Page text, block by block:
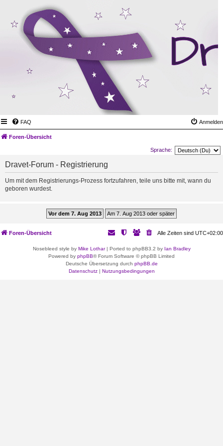
FAQ Anmelden
Foren-Übersicht
Sprache:
Dravet-Forum - Registrierung
Um mit dem Registrierungs-Prozess fortzufahren, teile uns bitte mit, wann du
geboren wurdest.
Foren-Übersicht Alle Zeiten sind UTC+02:00
Nosebleed style by Mike Lothar| Ported to phpBB3.2 by Ian Bradley
Powered by phpBB® Forum Software © phpBB Limited
Deutsche Übersetzung durch phpBB.de
Datenschutz| Nutzungsbedingungen